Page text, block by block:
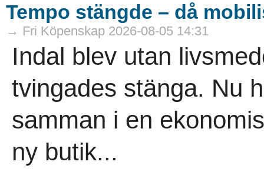
Tempo stängde – då
→ Fri Köpenskap 2026-08-05 14:31
Indal blev utan
tvingades stänga. Nu
samman i en
ny butik...